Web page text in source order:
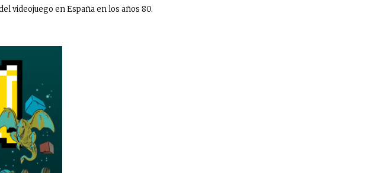
videojuego en España en los años 80.